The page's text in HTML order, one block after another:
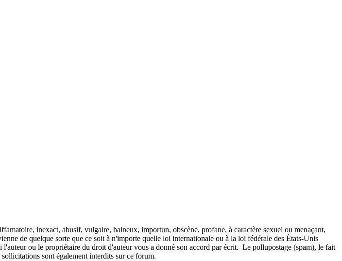
inexact, abusif, vulgaire, haineux, importun, obscène, profane, à caractère sexuel ou menaçant,
de quelque sorte que ce soit à n'importe quelle loi internationale ou à la loi fédérale des États-Unis
ou le propriétaire du droit d'auteur vous a donné son accord par écrit. Le pollupostage (spam), le fait
sont également interdits sur ce forum.